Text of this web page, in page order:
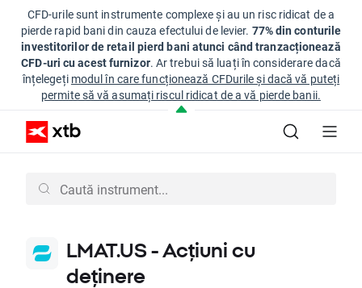
CFD-urile sunt instrumente complexe și au un risc ridicat de a
pierde rapid bani din cauza efectului de levier. 77% din conturile
investitorilor de retail pierd bani atunci când tranzacționează
CFD-uri cu acest furnizor. Ar trebui să luați în considerare dacă
înțelegeți modul în care funcționează CFDurile și dacă vă puteți
permite să vă asumați riscul ridicat de a vă pierde banii.
LMAT.US - Acțiuni cu
deținere